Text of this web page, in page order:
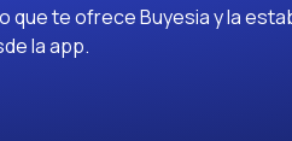
que te ofrece Buyesia y la
la app.